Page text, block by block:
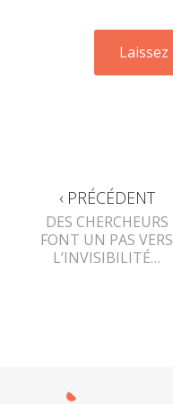
‹ PRÉCÉDENT
DES CHERCHEURS
FONT UN PAS VERS
L’INVISIBILITÉ…